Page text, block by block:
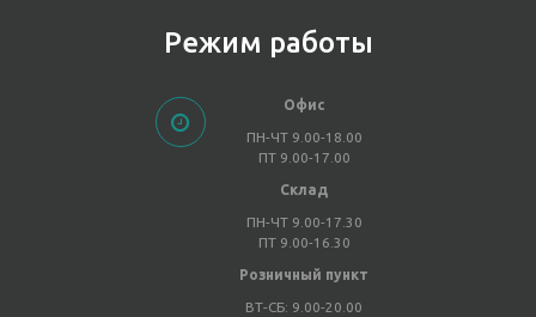
Режим работы
Офис
ПН-ЧТ 9.00-18.00
ПТ 9.00-17.00
Склад
ПН-ЧТ 9.00-17.30
ПТ 9.00-16.30
Розничный пункт
ВТ-СБ: 9.00-20.00